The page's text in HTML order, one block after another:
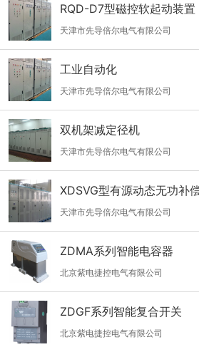
RQD-D7型磁控软起动装置
天津市先导倍尔电气有限公司
工业自动化
天津市先导倍尔电气有限公司
双机架减定径机
天津市先导倍尔电气有限公司
XDSVG型有源动态无功补
天津市先导倍尔电气有限公司
ZDMA系列智能电容器
北京紫电捷控电气有限公司
ZDGF系列智能复合开关
北京紫电捷控电气有限公司